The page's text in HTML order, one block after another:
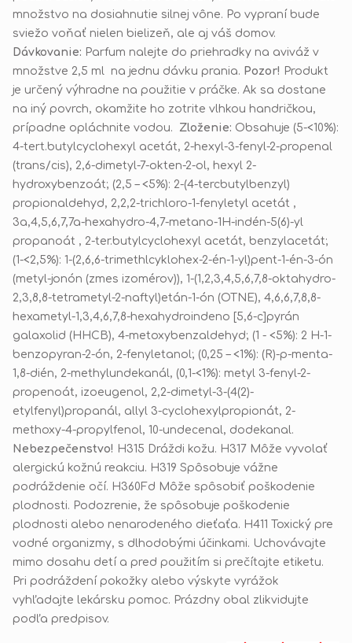
množstvo na dosiahnutie silnej vône. Po vypraní bude
sviežo voňať nielen bielizeň, ale aj váš domov.
Dávkovanie: Parfum nalejte do priehradky na aviváž v
množstve 2,5 ml na jednu dávku prania. Pozor! Produkt
je určený výhradne na použitie v práčke. Ak sa dostane
na iný povrch, okamžite ho zotrite vlhkou handričkou,
prípadne opláchnite vodou. Zloženie: Obsahuje (5-<10%):
4-tert.butylcyclohexyl acetát, 2-hexyl-3-fenyl-2-propenal
(trans/cis), 2,6-dimetyl-7-okten-2-ol, hexyl 2-
hydroxybenzoát; (2,5 – <5%): 2-(4-tercbutylbenzyl)
propionaldehyd, 2,2,2-trichloro-1-fenyletyl acetát ,
3a,4,5,6,7,7a-hexahydro-4,7-metano-1H-indén-5(6)-yl
propanoát , 2-ter.butylcyclohexyl acetát, benzylacetát;
(1-<2,5%): 1-(2,6,6-trimethlcyklohex-2-én-1-yl)pent-1-én-3-ón
(metyl-jonón (zmes izomérov)), 1-(1,2,3,4,5,6,7,8-oktahydro-
2,3,8,8-tetrametyl-2-naftyl)etán-1-ón (OTNE), 4,6,6,7,8,8-
hexametyl-1,3,4,6,7,8-hexahydroindeno [5,6-c]pyrán
galaxolid (HHCB), 4-metoxybenzaldehyd; (1 - <5%): 2 H-1-
benzopyran-2-ón, 2-fenyletanol; (0,25 – <1%): (R)-p-menta-
1,8-dién, 2-methylundekanál, (0,1-<1%): metyl 3-fenyl-2-
propenoát, izoeugenol, 2,2-dimetyl-3-(4(2)-
etylfenyl)propanál, allyl 3-cyclohexylpropionát, 2-
methoxy-4-propylfenol, 10-undecenal, dodekanal.
Nebezpečenstvo! H315 Dráždi kožu. H317 Môže vyvolať
alergickú kožnú reakciu. H319 Spôsobuje vážne
podráždenie očí. H360Fd Môže spôsobiť poškodenie
plodnosti. Podozrenie, že spôsobuje poškodenie
plodnosti alebo nenarodeného dieťaťa. H411 Toxický pre
vodné organizmy, s dlhodobými účinkami. Uchovávajte
mimo dosahu detí a pred použitím si prečítajte etiketu.
Pri podráždení pokožky alebo výskyte vyrážok
vyhľadajte lekársku pomoc. Prázdny obal zlikvidujte
podľa predpisov.